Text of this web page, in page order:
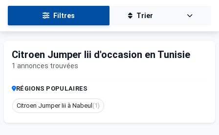
Filtres Trier
Citroen Jumper Iii d'occasion en Tunisie
1 annonces trouvées
RÉGIONS POPULAIRES
Citroen Jumper Iii à Nabeul (1)